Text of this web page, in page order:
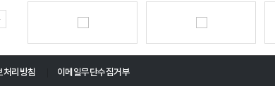
처리방침 이메일무단수집거부